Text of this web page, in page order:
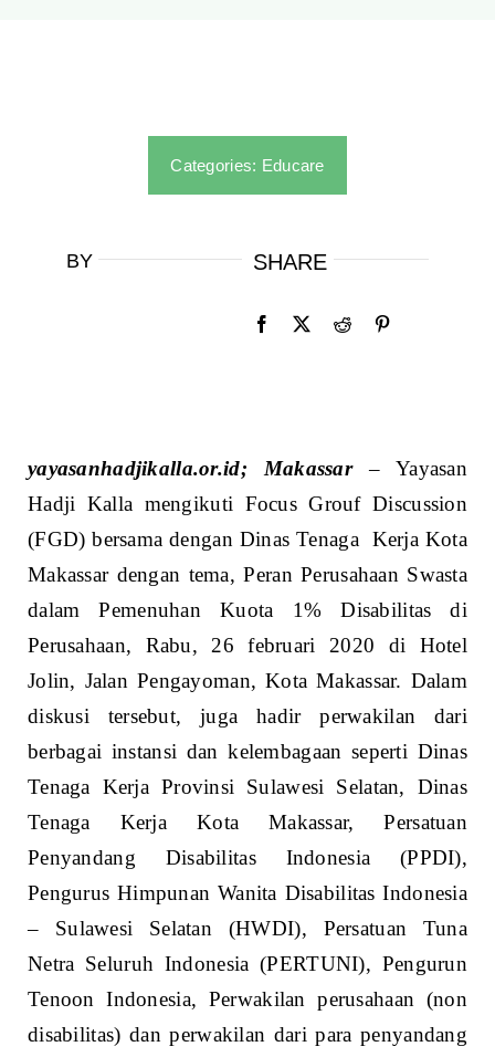
Categories: Educare
BY SHARE
yayasanhadjikalla.or.id; Makassar– Yayasan
Hadji Kalla mengikuti Focus Grouf Discussion
(FGD) bersama dengan Dinas Tenaga Kerja Kota
Makassar dengan tema, Peran Perusahaan Swasta
dalam Pemenuhan Kuota 1% Disabilitas di
Perusahaan, Rabu, 26 februari 2020 di Hotel
Jolin, Jalan Pengayoman, Kota Makassar. Dalam
diskusi tersebut, juga hadir perwakilan dari
berbagai instansi dan kelembagaan seperti Dinas
Tenaga Kerja Provinsi Sulawesi Selatan, Dinas
Tenaga Kerja Kota Makassar, Persatuan
Penyandang Disabilitas Indonesia (PPDI),
Pengurus Himpunan Wanita Disabilitas Indonesia
– Sulawesi Selatan (HWDI), Persatuan Tuna
Netra Seluruh Indonesia (PERTUNI), Pengurun
Tenoon Indonesia, Perwakilan perusahaan (non
disabilitas) dan perwakilan dari para penyandang